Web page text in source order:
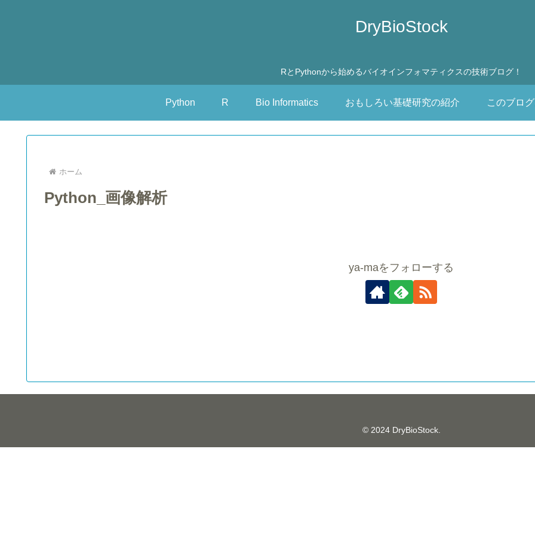
DryBioStock
RとPythonから始めるバイオインフォマティクスの技術ブログ！
Python R Bio Informatics おもしろい基礎研究の紹介 このブロ
ホーム
Python_画像解析
ya-maをフォローする
© 2024 DryBioStock.